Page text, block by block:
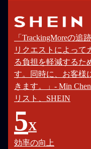
「TrackingMoreの
リクエストによって
る負担を軽減するた
す。同時に、お客様
きます。」- Min
リスト、SHEIN
5X
効率の向上